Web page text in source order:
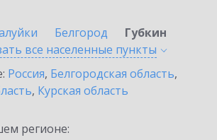
Белгород
Губкин
все населенные пункты
Россия, Белгородская область,
, Курская область
регионе: